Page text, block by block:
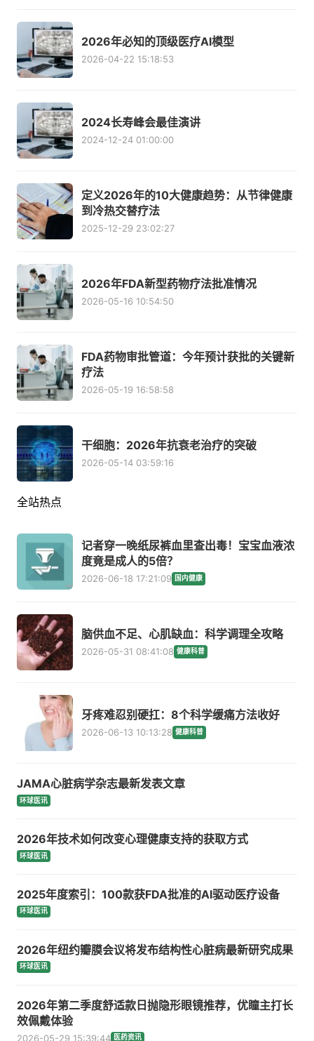
2026年必知的顶级医疗AI模型
2026-04-22 15:18:53
2024长寿峰会最佳演讲
2024-12-24 01:00:00
定义2026年的10大健康趋势：从节律健康
到冷热交替疗法
2025-12-29 23:02:27
2026年FDA新型药物疗法批准情况
2026-05-16 10:54:50
FDA药物审批管道：今年预计获批的关键新
疗法
2026-05-19 16:58:58
干细胞：2026年抗衰老治疗的突破
2026-05-14 03:59:16
全站热点
记者穿一晚纸尿裤血里查出毒！宝宝血液浓
度竟是成人的5倍？
2026-06-18 17:21:09 国内健康
脑供血不足、心肌缺血：科学调理全攻略
2026-05-31 08:41:08 健康科普
牙疼难忍别硬扛：8个科学缓痛方法收好
2026-06-13 10:13:28 健康科普
JAMA心脏病学杂志最新发表文章
环球医讯
2026年技术如何改变心理健康支持的获取方式
环球医讯
2025年度索引：100款获FDA批准的AI驱动医疗设备
环球医讯
2026年纽约瓣膜会议将发布结构性心脏病最新研究成果
环球医讯
2026年第二季度舒适款日抛隐形眼镜推荐，优瞳主打长
效佩戴体验
2026-05-29 15:39:44 医药资讯